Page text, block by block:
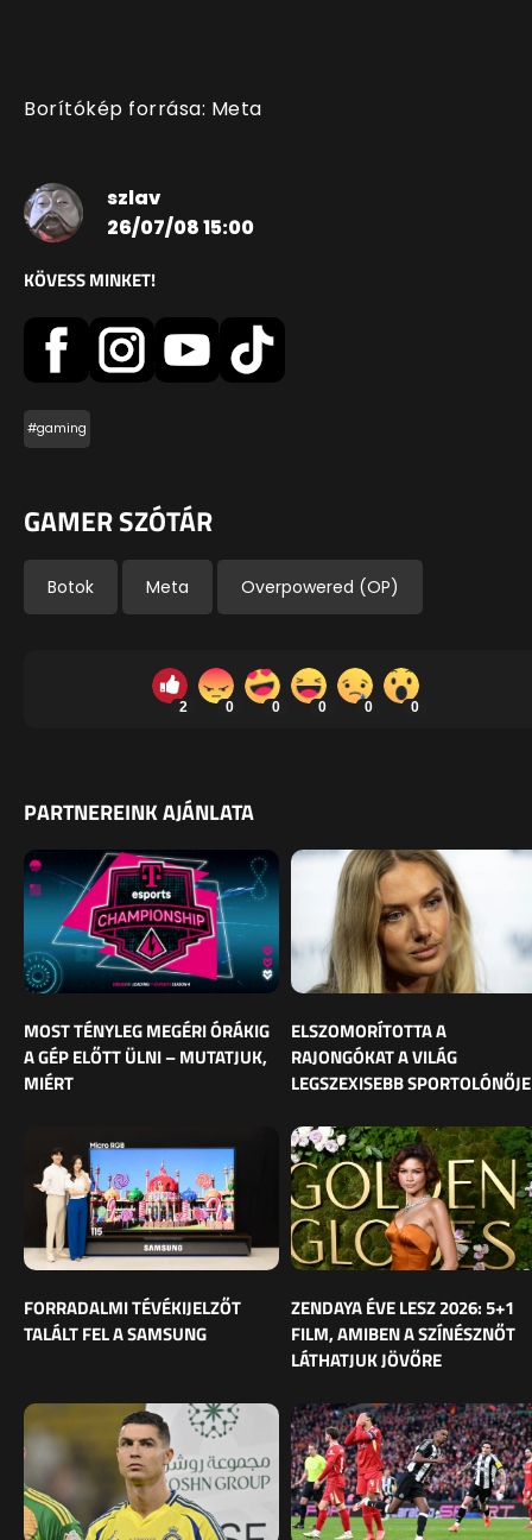
Borítókép forrása: Meta
szlav
26/07/08 15:00
KÖVESS MINKET!
#gaming
GAMER SZÓTÁR
Botok Meta Overpowered (OP)
2 0 0 0 0 0
PARTNEREINK AJÁNLATA
MOST TÉNYLEG MEGÉRI ÓRÁKIG
A GÉP ELŐTT ÜLNI – MUTATJUK,
MIÉRT
ELSZOMORÍTOTTA A
RAJONGÓKAT A VILÁG
LEGSZEXISEBB SPORTOLÓNŐJE
FORRADALMI TÉVÉKIJELZŐT
TALÁLT FEL A SAMSUNG
ZENDAYA ÉVE LESZ 2026: 5+1
FILM, AMIBEN A SZÍNÉSZNŐT
LÁTHATJUK JÖVŐRE